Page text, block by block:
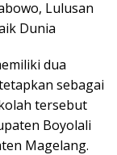
Lulusan
Dunia
dua
sebagai
tersebut
Boyolali
Magelang.